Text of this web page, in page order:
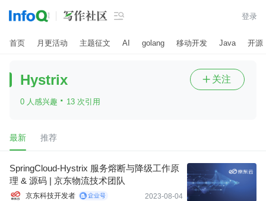
 登录
首页 月更活动 主题征文 AI golang 移动开发 Java 开源
Hystrix
0 人感兴趣 · 13 次引用
 关注
最新 推荐
SpringCloud-Hystrix 服务熔断与降级工作原
理 & 源码 | 京东物流技术团队
京东科技开发者 2023-08-04